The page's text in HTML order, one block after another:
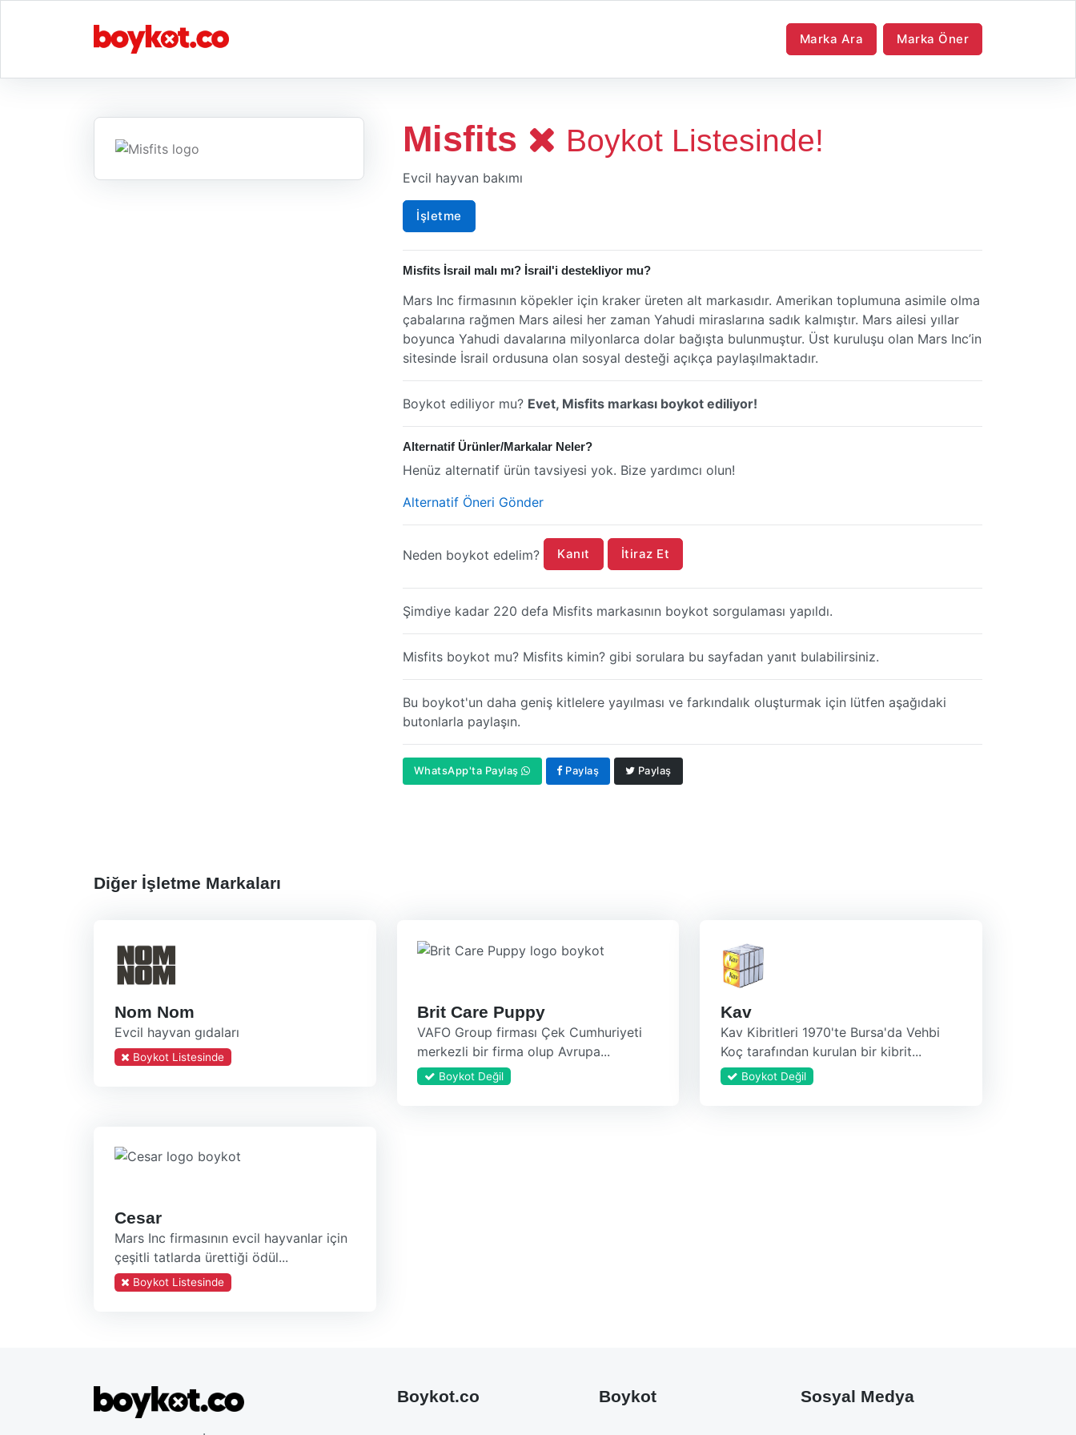
Marka Ara Marka Öner
Misfits Boykot Listesinde!
Evcil hayvan bakımı
İşletme
Misfits İsrail malı mı? İsrail'i destekliyor mu?
Mars Inc firmasının köpekler için kraker üreten alt markasıdır. Amerikan toplumuna asimile olma
çabalarına rağmen Mars ailesi her zaman Yahudi miraslarına sadık kalmıştır. Mars ailesi yıllar
boyunca Yahudi davalarına milyonlarca dolar bağışta bulunmuştur. Üst kuruluşu olan Mars Inc’in
sitesinde İsrail ordusuna olan sosyal desteği açıkça paylaşılmaktadır.
Boykot ediliyor mu? Evet, Misfits markası boykot ediliyor!
Alternatif Ürünler/Markalar Neler?
Henüz alternatif ürün tavsiyesi yok. Bize yardımcı olun!
Alternatif Öneri Gönder
Neden boykot edelim? Kanıt İtiraz Et
Şimdiye kadar 220 defa Misfits markasının boykot sorgulaması yapıldı.
Misfits boykot mu? Misfits kimin? gibi sorulara bu sayfadan yanıt bulabilirsiniz.
Bu boykot'un daha geniş kitlelere yayılması ve farkındalık oluşturmak için lütfen aşağıdaki
butonlarla paylaşın.
WhatsApp'ta Paylaş Paylaş Paylaş
Diğer İşletme Markaları
Nom Nom
Evcil hayvan gıdaları
Boykot Listesinde
Brit Care Puppy
VAFO Group firması Çek Cumhuriyeti
merkezli bir firma olup Avrupa...
Boykot Değil
Kav
Kav Kibritleri 1970'te Bursa'da Vehbi
Koç tarafından kurulan bir kibrit...
Boykot Değil
Cesar
Mars Inc firmasının evcil hayvanlar için
çeşitli tatlarda ürettiği ödül...
Boykot Listesinde
Boykot.co Boykot Sosyal Medya